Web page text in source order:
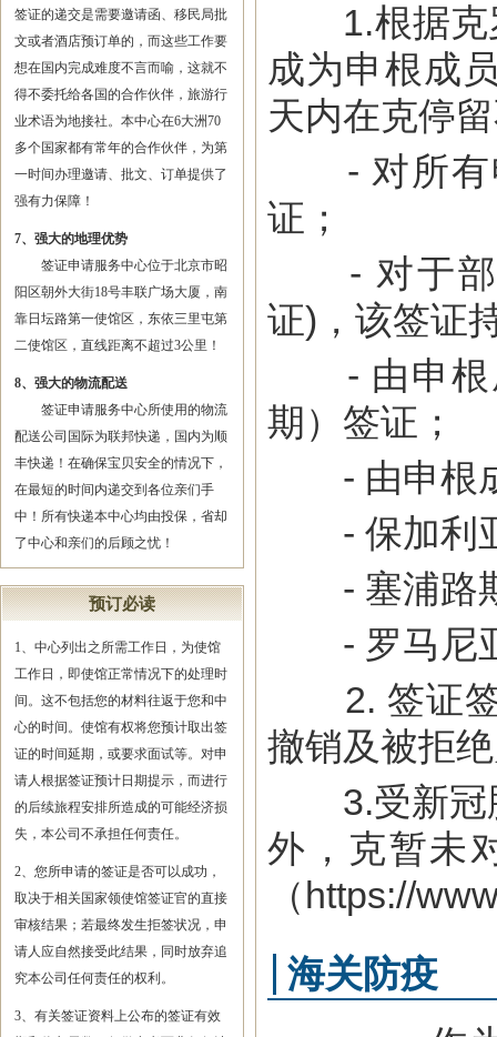
签证的递交是需要邀请函、移民局批
文或者酒店预订单的，而这些工作要
想在国内完成难度不言而喻，这就不
得不委托给各国的合作伙伴，旅游行
业术语为地接社。本中心在6大洲70
多个国家都有常年的合作伙伴，为第
一时间办理邀请、批文、订单提供了
强有力保障！
7、强大的地理优势
签证申请服务中心位于北京市昭
阳区朝外大街18号丰联广场大厦，南
靠日坛路第一使馆区，东依三里屯第
二使馆区，直线距离不超过3公里！
8、强大的物流配送
签证申请服务中心所使用的物流
配送公司国际为联邦快递，国内为顺
丰快递！在确保宝贝安全的情况下，
在最短的时间内递交到各位亲们手
中！所有快递本中心均由投保，省却
了中心和亲们的后顾之忧！
预订必读
1、中心列出之所需工作日，为使馆
工作日，即使馆正常情况下的处理时
间。这不包括您的材料往返于您和中
心的时间。使馆有权将您预计取出签
证的时间延期，或要求面试等。对申
请人根据签证预计日期提示，而进行
的后续旅程安排所造成的可能经济损
失，本公司不承担任何责任。
2、您所申请的签证是否可以成功，
取决于相关国家领使馆签证官的直接
审核结果；若最终发生拒签状况，申
请人应自然接受此结果，同时放弃追
究本公司任何责任的权利。
3、有关签证资料上公布的签证有效
1.根据克罗
成为申根成
天内在克停
- 对所有申
证；
- 对于部
证)，该签证
- 由申根成
期）签证；
- 由申根成
- 保加利亚
- 塞浦路斯
- 罗马尼亚
2. 签证签
撤销及被拒
3.受新冠肺
外，克暂未
（https://
海关防疫